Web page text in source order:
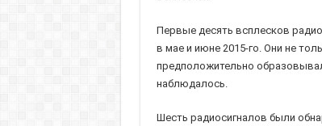
Первые десять всплесков
в мае и июне 2015-го. Они не
предположительно
наблюдалось.
Шесть радиосигналов были